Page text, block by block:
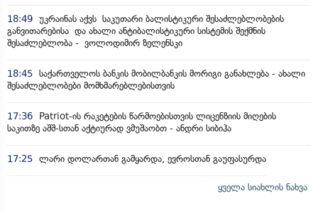
18:49 უკრაინას აქვს საკუთარი ბალისტიკური შესაძლებლობების
განვითარებისა და ახალი ანტიბალისტიკური სისტემის შექმნის
შესაძლებლობა - ვოლოდიმირ ზელენსკი
18:45 საქართველოს ბანკის მობილბანკის მორიგი განახლება - ახალი
შესაძლებლობები მომხმარებლებისთვის
17:36
Patriot-ის რაკეტების წარმოებისთვის ლიცენზიის მიღების
საკითზე აშშ-სთან აქტიურად ვმუშაობთ - ანდრი სიბიჰა
17:25 ლარი დოლართან გამყარდა, ევროსთან გაუფასურდა
ყველა სიახლის ნახვა